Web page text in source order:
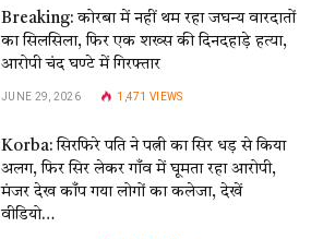
Breaking: कोरबा में नहीं थम रहा जघन्य वारदातों
का सिलसिला, फिर एक शख्स की दिनदहाड़े हत्या,
आरोपी चंद घण्टे में गिरफ्तार
JUNE 29, 2026 1,471VIEWS
Korba: सिरफिरे पति ने पत्नी का सिर धड़ से किया
अलग, फिर सिर लेकर गाँव में घूमता रहा आरोपी,
मंजर देख काँप गया लोगों का कलेजा, देखें
वीडियो…